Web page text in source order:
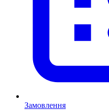
Замовлення